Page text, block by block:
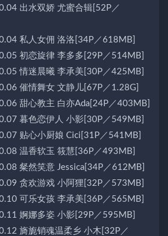
出水双娇 尤蜜合辑[52P／
私人女佣 洛洛[34P／618MB]
初恋旋律 李多多[29P／514MB]
情迷晨曦 李承美[30P／425MB]
催情舞女 文静儿[67P／1.28G]
甜心教主 白亦Ada[24P／403MB]
暮色恋伊人 小影[30P／549MB]
贴心小厨娘 Cici[31P／541MB]
温香软玉 筱慧[36P／493MB]
粲然笑意 Jessica[34P／612MB]
贪欢游戏 小阿狸[32P／573MB]
可乐女孩 李承美[36P／565MB]
婀娜多姿 小影[29P／595MB]
旖旎销魂温柔乡 小木[32P／